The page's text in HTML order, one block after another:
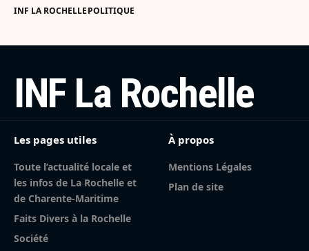
INF LA ROCHELLEPOLITIQUE
INF La Rochelle
Les pages utiles
Toute l’actualité locale et
les infos de La Rochelle et
de Charente-Maritime
Faits Divers à la Rochelle
Société
À propos
Mentions Légales
Plan de site